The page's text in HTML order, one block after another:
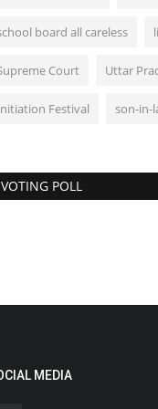
board all careless
Court Uttar
Festival son-in-
VOTING POLL
MEDIA